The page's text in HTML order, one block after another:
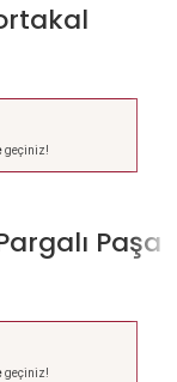
geçiniz!
Paşa
geçiniz!